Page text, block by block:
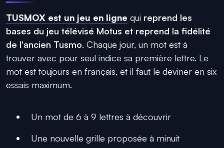
TUSMOX est un jeu en ligne qui reprend les
bases du jeu télévisé Motus et reprend la fidélité
de l'ancien Tusmo. Chaque jour, un mot est à
trouver avec pour seul indice sa première lettre. Le
mot est toujours en français, et il faut le deviner en six
essais maximum.
Un mot de 6 à 9 lettres à découvrir
Une nouvelle grille proposée à minuit